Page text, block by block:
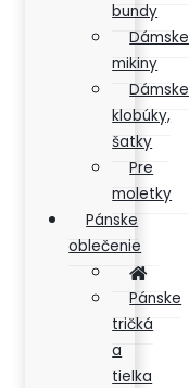
bundy
Dámske
mikiny
Dámske
klobúky,
šatky
Pre
moletky
Pánske
oblečenie
Pánske
tričká
a
tielka